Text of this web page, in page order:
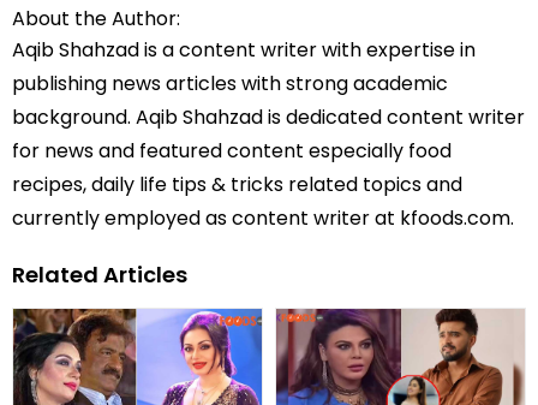
About the Author:
Aqib Shahzad is a content writer with expertise in
publishing news articles with strong academic
background. Aqib Shahzad is dedicated content writer
for news and featured content especially food
recipes, daily life tips & tricks related topics and
currently employed as content writer at kfoods.com.
Related Articles